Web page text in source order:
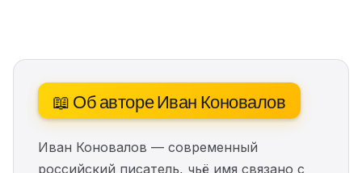
📖 Об авторе Иван Коновалов
Иван Коновалов — современный
российский писатель, чьё имя связано с